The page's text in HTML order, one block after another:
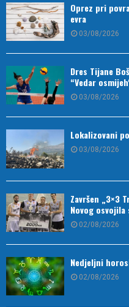
Oprez pri
evra
03/08/2026
Dres Tijane
“Vedar
03/08/2026
Lokalizovani
03/08/2026
Završen „3×3
Novog
02/08/2026
Nedjeljni
02/08/2026